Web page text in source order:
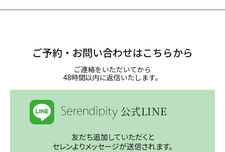
ご予約・お問い合わせはこちらから
ご連絡をいただいてから
48時間以内に返信いたします。
公式LINE
友だち追加していただくと
セレンよりメッセージが送信されます。